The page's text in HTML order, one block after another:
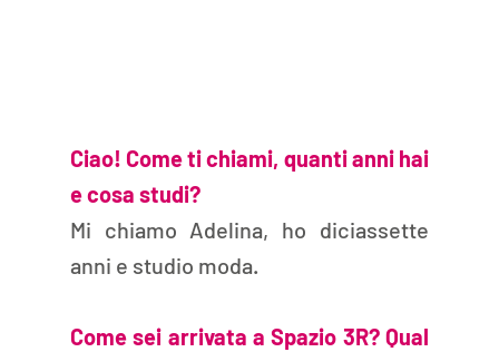
Ciao! Come ti chiami, quanti anni hai
e cosa studi?
Mi chiamo Adelina, ho diciassette
anni e studio moda.
Come sei arrivata a Spazio 3R? Qual